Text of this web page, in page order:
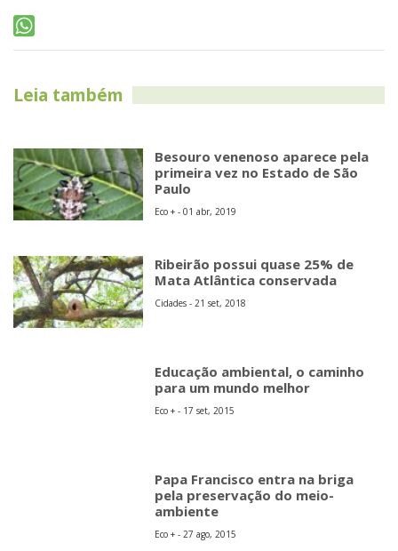
Cidades - 21 set, 2018
Eco + - 17 set, 2015
Eco + - 27 ago, 2015
Copyright © 2026 Jornal Mais Noticias - MEI
Rua Olímpia Cata Preta, 194 - salas 1/2